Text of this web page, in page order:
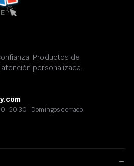
Productos de
personalizada.
· Domingos cerrado